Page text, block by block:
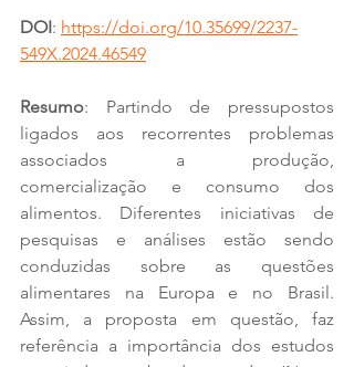
DOI: https://doi.org/10.35699/2237-
549X.2024.46549
Resumo: Partindo de pressupostos
ligados aos recorrentes problemas
associados a produção,
comercialização e consumo dos
alimentos. Diferentes iniciativas de
pesquisas e análises estão sendo
conduzidas sobre as questões
alimentares na Europa e no Brasil.
Assim, a proposta em questão, faz
referência a importância dos estudos